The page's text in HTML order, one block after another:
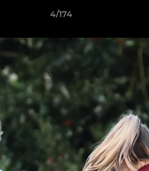
4/174